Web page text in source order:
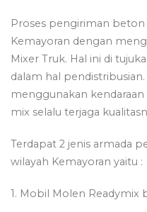
Proses pengiriman
Kemayoran dengan
Mixer Truk. Hal ini di
dalam hal
menggunakan
mix selalu terjaga
Terdapat 2 jenis armada
wilayah Kemayoran yaitu :
1. Mobil Molen Readymix